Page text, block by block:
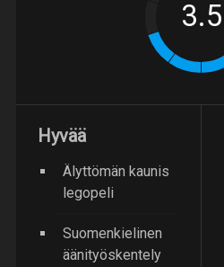
Hyvää
Älyttömän kaunis
legopeli
Suomenkielinen
äänityöskentely